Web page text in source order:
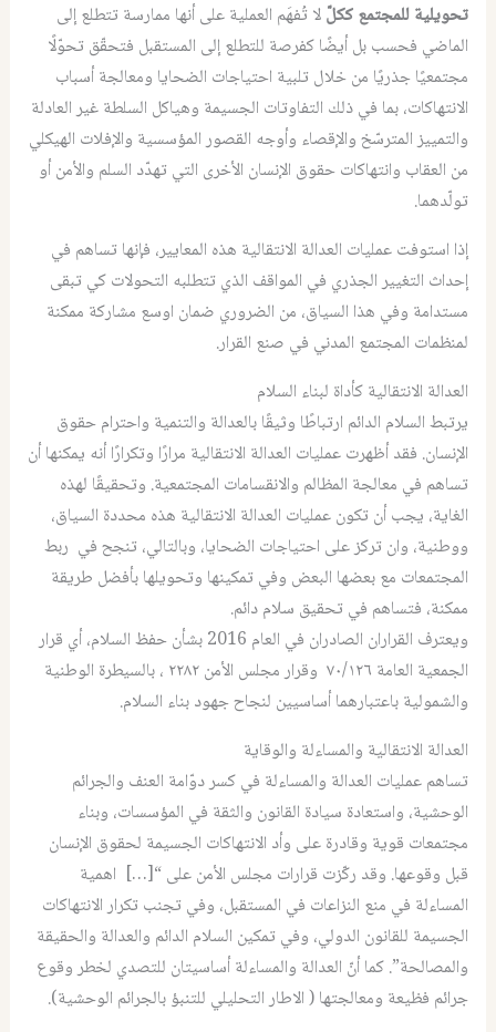
تحويلية للمجتمع ككلّلا تُفهَم العملية على أنها ممارسة تتطلع إلى
الماضي فحسب بل أيضًا كفرصة للتطلع إلى المستقبل فتحقّق تحوّلًا
مجتمعيًا جذريًا من خلال تلبية احتياجات الضحايا ومعالجة أسباب
الانتهاكات، بما في ذلك التفاوتات الجسيمة وهياكل السلطة غير العادلة
والتمييز المترسّخ والإقصاء وأوجه القصور المؤسسية والإفلات الهيكلي
من العقاب وانتهاكات حقوق الإنسان الأخرى التي تهدّد السلم والأمن أو
تولّدهما.
إذا استوفت عمليات العدالة الانتقالية هذه المعايير، فإنها تساهم في
إحداث التغيير الجذري في المواقف الذي تتطلبه التحولات كي تبقى
مستدامة وفي هذا السياق، من الضروري ضمان اوسع مشاركة ممكنة
لمنظمات المجتمع المدني في صنع القرار.
العدالة الانتقالية كأداة لبناء السلام
يرتبط السلام الدائم ارتباطًا وثيقًا بالعدالة والتنمية واحترام حقوق
الإنسان. فقد أظهرت عمليات العدالة الانتقالية مرارًا وتكرارًا أنه يمكنها أن
تساهم في معالجة المظالم والانقسامات المجتمعية. وتحقيقًا لهذه
الغاية، يجب أن تكون عمليات العدالة الانتقالية هذه محددة السياق،
ووطنية، وان تركز على احتياجات الضحايا، وبالتالي، تنجح في ربط
المجتمعات مع بعضها البعض وفي تمكينها وتحويلها بأفضل طريقة
ممكنة، فتساهم في تحقيق سلام دائم.
ويعترف القراران الصادران في العام 2016 بشأن حفظ السلام، أي قرار
الجمعية العامة ٧٠/١٢٦ وقرار مجلس الأمن ٢٢٨٢ ، بالسيطرة الوطنية
والشمولية باعتبارهما أساسيين لنجاح جهود بناء السلام.
العدالة الانتقالية والمساءلة والوقاية
تساهم عمليات العدالة والمساءلة في كسر دوّامة العنف والجرائم
الوحشية، واستعادة سيادة القانون والثقة في المؤسسات، وبناء
مجتمعات قوية وقادرة على وأد الانتهاكات الجسيمة لحقوق الإنسان
قبل وقوعها. وقد ركّزت قرارات مجلس الأمن على “[…] اهمية
المساءلة في منع النزاعات في المستقبل، وفي تجنب تكرار الانتهاكات
الجسيمة للقانون الدولي، وفي تمكين السلام الدائم والعدالة والحقيقة
والمصالحة”. كما أنّ العدالة والمساءلة أساسيتان للتصدي لخطر وقوع
جرائم فظيعة ومعالجتها ( الاطار التحليلي للتنبؤ بالجرائم الوحشية).